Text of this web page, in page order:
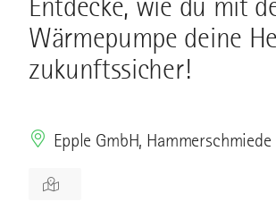
Entdecke, wie du mit
Wärmepumpe deine
zukunftssicher!
Epple GmbH,